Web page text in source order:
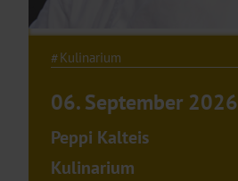
Kulinarium
06. September 2026
Peppi Kalteis
Kulinarium